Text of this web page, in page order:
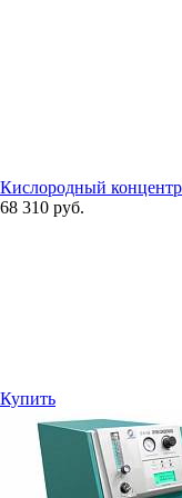
Кислородный
68 310 руб.
Купить